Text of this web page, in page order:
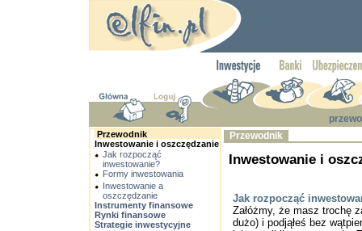
Przewodnik
Inwestowanie i oszczędzanie
Jak rozpocząć
inwestowanie?
Formy inwestowania
Inwestowanie a
oszczędzanie
Instrumenty finansowe
Rynki finansowe
Strategie inwestycyjne
Przewodnik
Inwestowanie i
Jak rozpocząć
Załóżmy, że masz trochę
dużo) i podjąłeś bez